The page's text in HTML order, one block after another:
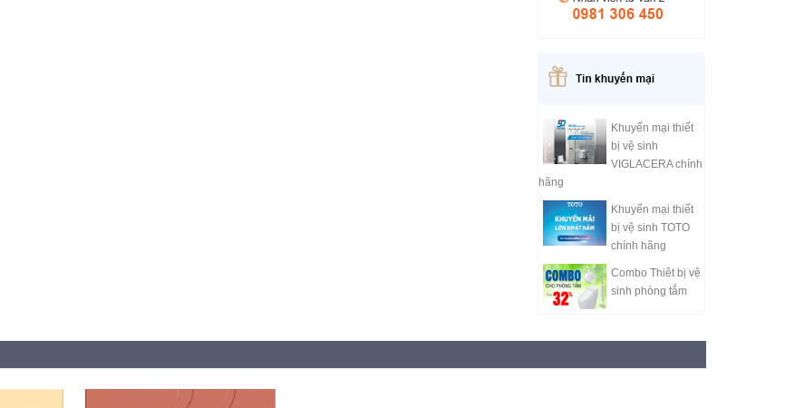
Khuyến mại thiết
bị vệ sinh
VIGLACERA chính
hãng
Khuyến mại thiết
bị vệ sinh TOTO
chính hãng
Combo Thiêt bị vệ
sinh phòng tắm